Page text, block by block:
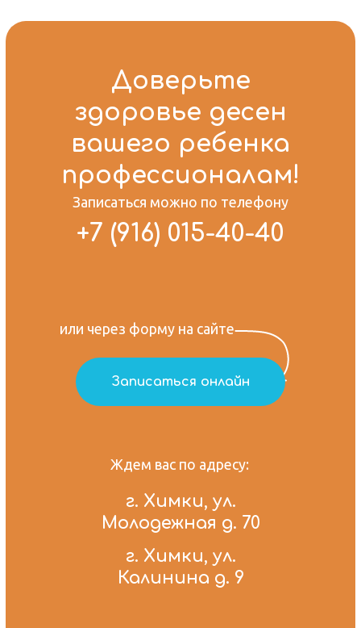
Ждем вас по адресу:
г. Химки, ул.
Молодежная д. 70
г. Химки, ул.
Калинина д. 9
Доверьте
здоровье десен
вашего ребенка
профессионалам!
Записаться можно по телефону
+7 (916) 015-40-40
или через форму на сайте
Записаться онлайн